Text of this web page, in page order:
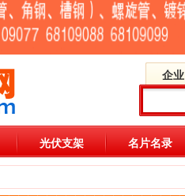
企业
光伏支架 名片名录